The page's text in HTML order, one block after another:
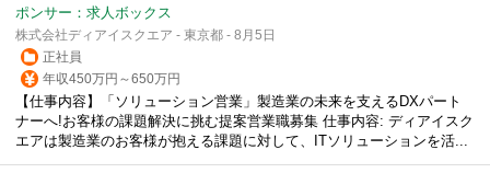
ポンサー：求人ボックス
株式会社ディアイスクエア - 東京都 - 8月5日
正社員
年収450万円～650万円
【仕事内容】「ソリューション営業」製造業の未来を支えるDXパート
ナーへ!お客様の課題解決に挑む提案営業職募集 仕事内容: ディアイスク
エアは製造業のお客様が抱える課題に対して、ITソリューションを活...